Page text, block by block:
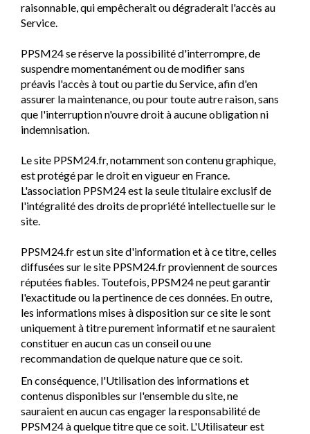
raisonnable, qui empêcherait ou dégraderait l'accès au
Service.
PPSM24 se réserve la possibilité d'interrompre, de
suspendre momentanément ou de modifier sans
préavis l'accès à tout ou partie du Service, afin d'en
assurer la maintenance, ou pour toute autre raison, sans
que l'interruption n'ouvre droit à aucune obligation ni
indemnisation.
Le site PPSM24.fr, notamment son contenu graphique,
est protégé par le droit en vigueur en France.
L'association PPSM24 est la seule titulaire exclusif de
l'intégralité des droits de propriété intellectuelle sur le
site.
PPSM24.fr est un site d'information et à ce titre, celles
diffusées sur le site PPSM24.fr proviennent de sources
réputées fiables. Toutefois, PPSM24 ne peut garantir
l'exactitude ou la pertinence de ces données. En outre,
les informations mises à disposition sur ce site le sont
uniquement à titre purement informatif et ne sauraient
constituer en aucun cas un conseil ou une
recommandation de quelque nature que ce soit.
En conséquence, l'Utilisation des informations et
contenus disponibles sur l'ensemble du site, ne
sauraient en aucun cas engager la responsabilité de
PPSM24 à quelque titre que ce soit. L'Utilisateur est